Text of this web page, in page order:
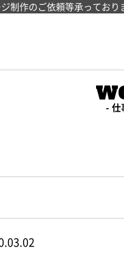
制作のご依頼等承っており
仕